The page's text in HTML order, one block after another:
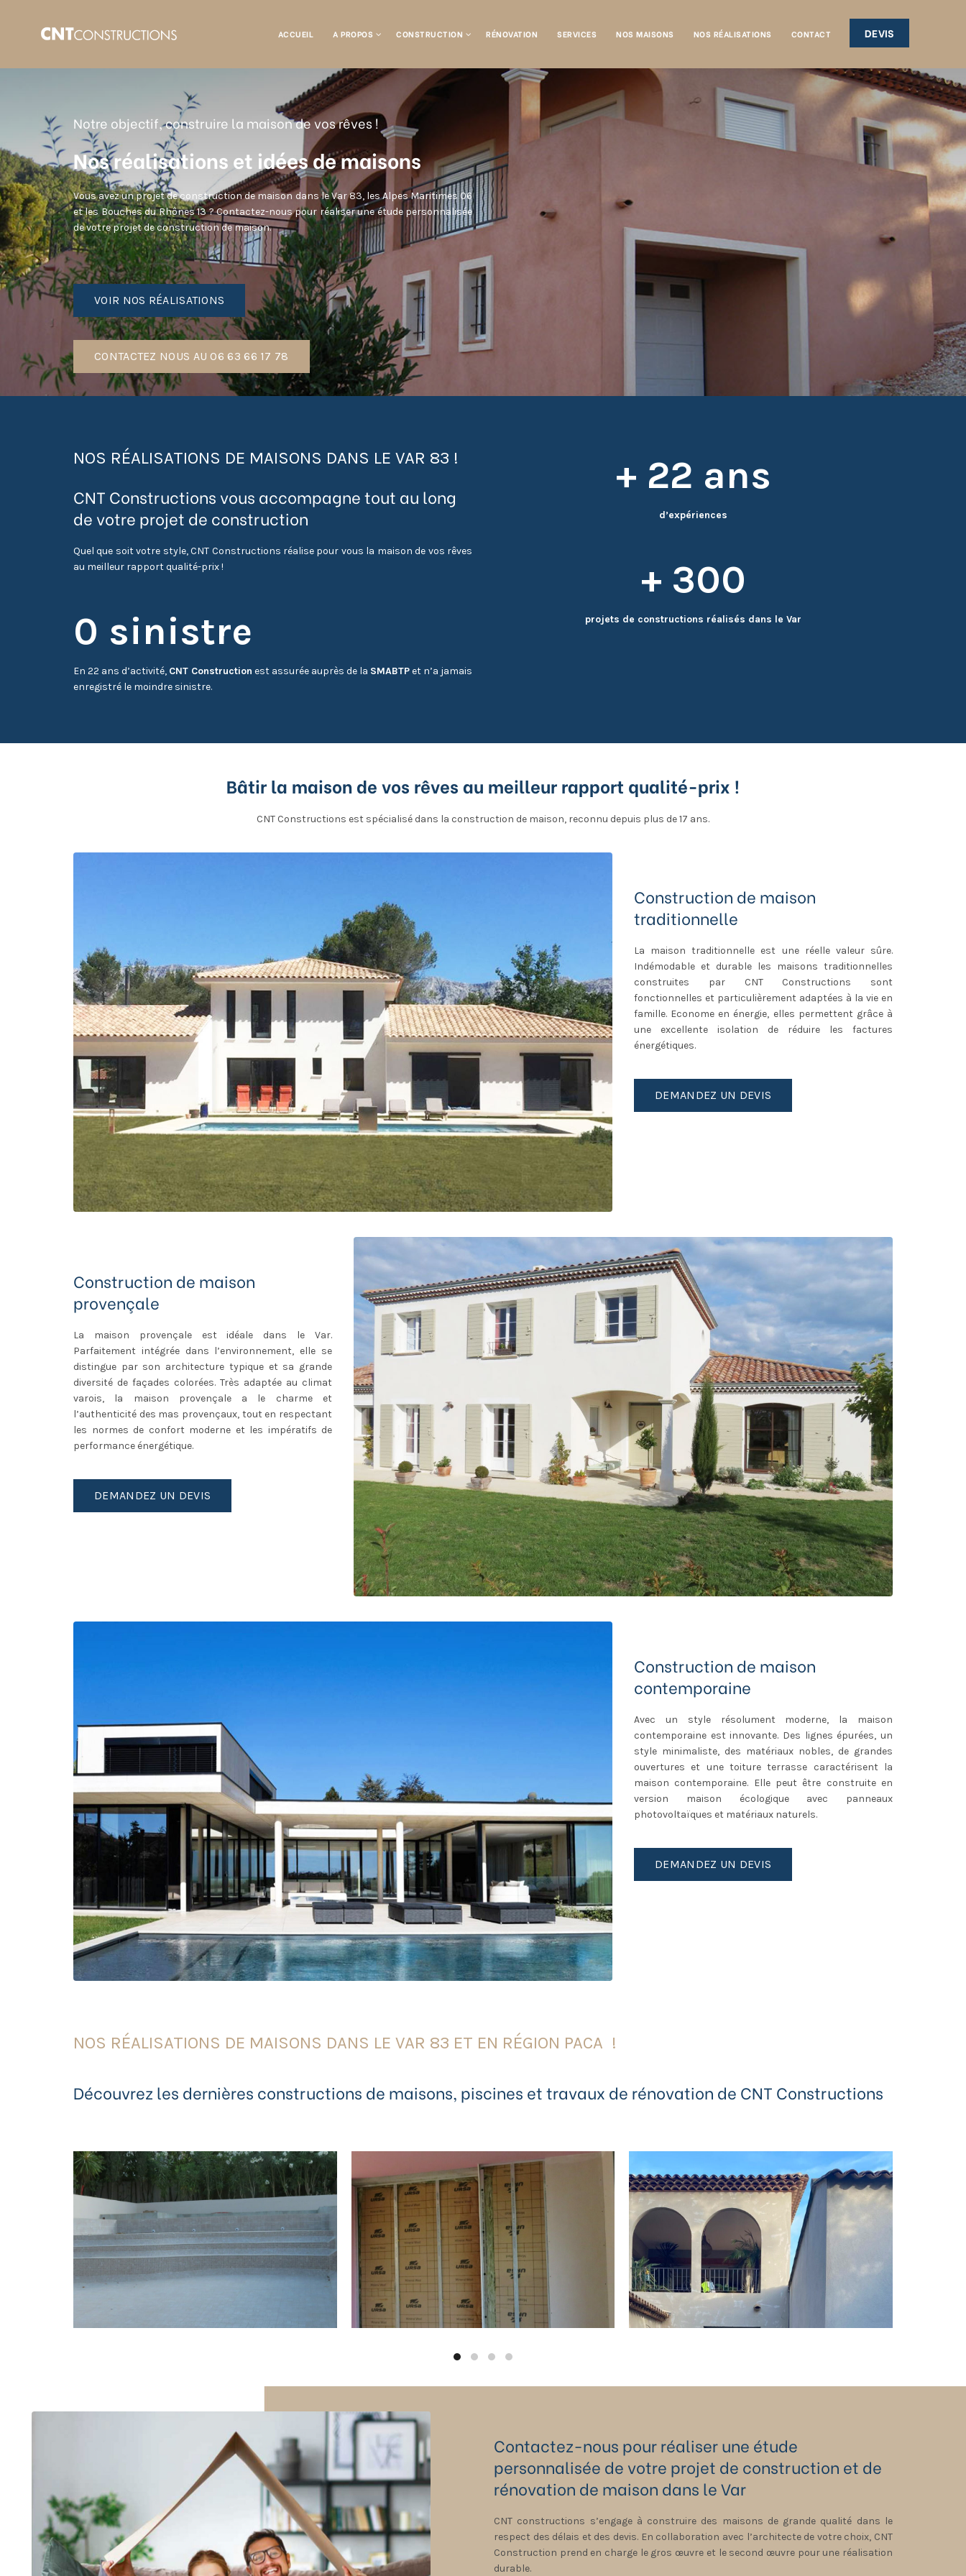
ACCUEIL A PROPOS CONSTRUCTION RÉNOVATION SERVICES NOS MAISONS NOS RÉALISATIONS CONTACT DEVIS
Nos maisons
Notre objectif, construire la maison de vos rêves !
Nos réalisations et idées de maisons
Vous avez un projet de construction de maison dans le Var 83, les Alpes Maritimes 06
et les Bouches du Rhônes 13 ? Contactez-nous pour réaliser une étude personnalisée
de votre projet de construction de maison.
VOIR NOS RÉALISATIONS
CONTACTEZ NOUS AU 06 63 66 17 78
NOS RÉALISATIONS DE MAISONS DANS LE VAR 83 !
CNT Constructions vous accompagne tout au long
de votre projet de construction
Quel que soit votre style, CNT Constructions réalise pour vous la maison de vos rêves
au meilleur rapport qualité-prix !
0 sinistre
En 22 ans d’activité, CNT Construction est assurée auprès de la SMABTPet n’a jamais
enregistré le moindre sinistre.
+ 22 ans
d’expériences
+ 300
projets de constructions réalisés dans le Var
Bâtir la maison de vos rêves au meilleur rapport qualité-prix !
CNT Constructions est spécialisé dans la construction de maison, reconnu depuis plus de 17 ans.
Construction de maison
traditionnelle
La maison traditionnelle est une réelle valeur sûre.
Indémodable et durable les maisons traditionnelles
construites par CNT Constructions sont
fonctionnelles et particulièrement adaptées à la vie en
famille. Econome en énergie, elles permettent grâce à
une excellente isolation de réduire les factures
énergétiques.
DEMANDEZ UN DEVIS
Construction de maison
provençale
La maison provençale est idéale dans le Var.
Parfaitement intégrée dans l’environnement, elle se
distingue par son architecture typique et sa grande
diversité de façades colorées. Très adaptée au climat
varois, la maison provençale a le charme et
l’authenticité des mas provençaux, tout en respectant
les normes de confort moderne et les impératifs de
performance énergétique.
DEMANDEZ UN DEVIS
Construction de maison
contemporaine
Avec un style résolument moderne, la maison
contemporaine est innovante. Des lignes épurées, un
style minimaliste, des matériaux nobles, de grandes
ouvertures et une toiture terrasse caractérisent la
maison contemporaine. Elle peut être construite en
version maison écologique avec panneaux
photovoltaïques et matériaux naturels.
DEMANDEZ UN DEVIS
NOS RÉALISATIONS DE MAISONS DANS LE VAR 83 ET EN RÉGION PACA !
Découvrez les dernières constructions de maisons, piscines et travaux de rénovation de CNT Constructions
Contactez-nous pour réaliser une étude
personnalisée de votre projet de construction et de
rénovation de maison dans le Var
CNT constructions s’engage à construire des maisons de grande qualité dans le
respect des délais et des devis. En collaboration avec l’architecte de votre choix, CNT
Construction prend en charge le gros œuvre et le second œuvre pour une réalisation
durable.